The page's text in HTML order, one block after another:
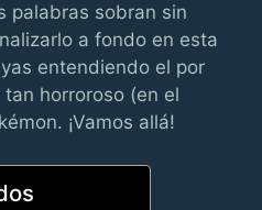
palabras sobran sin
a fondo en esta
entendiendo el por
horroroso (en el
¡Vamos allá!